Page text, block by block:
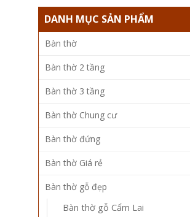
DANH MỤC SẢN PHẨM
Bàn thờ
Bàn thờ 2 tầng
Bàn thờ 3 tầng
Bàn thờ Chung cư
Bàn thờ đứng
Bàn thờ Giá rẻ
Bàn thờ gỗ đẹp
Bàn thờ gỗ Cẩm Lai